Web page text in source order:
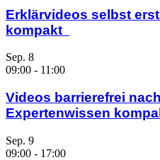
Erklärvideos selbst
kompakt
Sep. 8
09:00 - 11:00
Videos barrierefrei
Expertenwissen
Sep. 9
09:00 - 17:00